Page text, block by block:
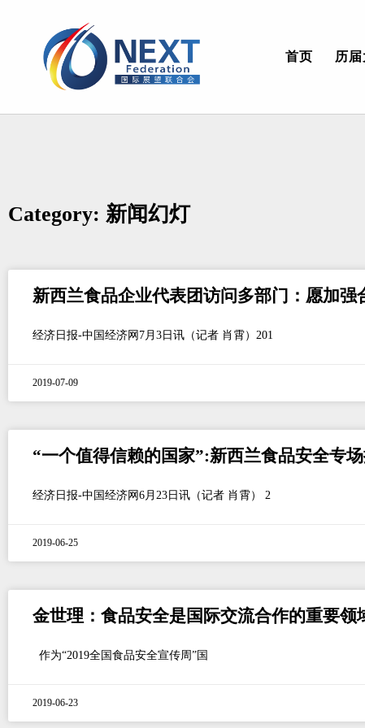
首页 历
Category: 新闻幻灯
新西兰食品企业代表团访问多部门：愿加强
经济日报-中国经济网7月3日讯（记者 肖霄）201
2019-07-09
“一个值得信赖的国家”:新西兰食品安全专
经济日报-中国经济网6月23日讯（记者 肖霄） 2
2019-06-25
金世理：食品安全是国际交流合作的重要领
作为“2019全国食品安全宣传周”国
2019-06-23